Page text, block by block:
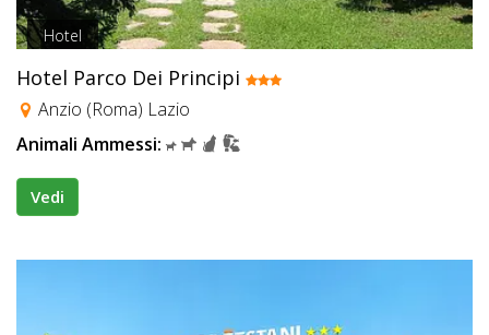
Hotel
Hotel Parco Dei Principi
Anzio (Roma) Lazio
Animali Ammessi:
Vedi